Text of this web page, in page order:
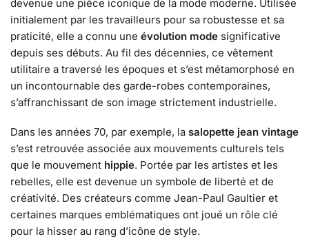
devenue une pièce iconique de la mode moderne. Utilisée
initialement par les travailleurs pour sa robustesse et sa
praticité, elle a connu une évolution mode significative
depuis ses débuts. Au fil des décennies, ce vêtement
utilitaire a traversé les époques et s’est métamorphosé en
un incontournable des garde-robes contemporaines,
s’affranchissant de son image strictement industrielle.
Dans les années 70, par exemple, la salopette jean vintage
s’est retrouvée associée aux mouvements culturels tels
que le mouvement hippie. Portée par les artistes et les
rebelles, elle est devenue un symbole de liberté et de
créativité. Des créateurs comme Jean-Paul Gaultier et
certaines marques emblématiques ont joué un rôle clé
pour la hisser au rang d’icône de style.